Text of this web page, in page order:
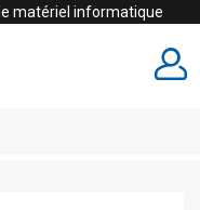
matériel informatique